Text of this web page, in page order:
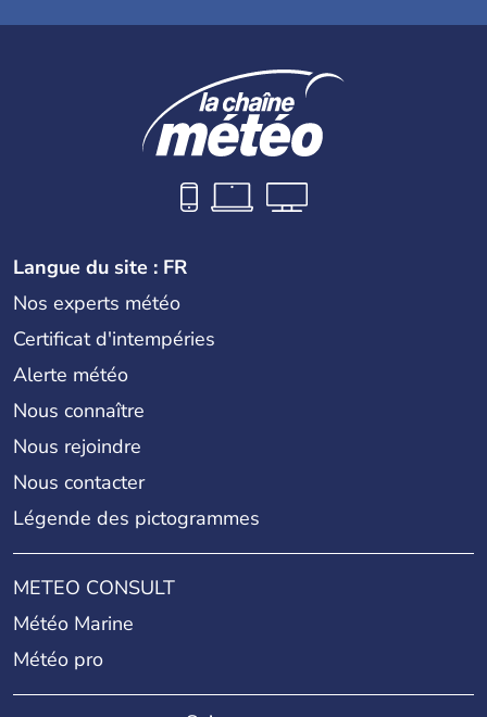
Langue du site : FR
Nos experts météo
Certificat d'intempéries
Alerte météo
Nous connaître
Nous rejoindre
Nous contacter
Légende des pictogrammes
METEO CONSULT
Météo Marine
Météo pro